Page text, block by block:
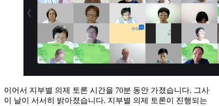
이어서 지부별 의제 토론 시간을 70분 동안 가졌습니다. 그사
이 날이 서서히 밝아졌습니다. 지부별 의제 토론이 진행되는